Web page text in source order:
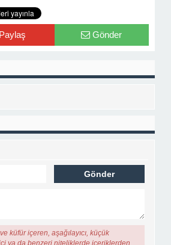
Paylaş Gönder
küfür içeren, aşağılayıcı, küçük
ya da benzeri niteliklerde içeriklerden